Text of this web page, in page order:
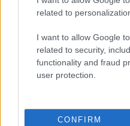
related to
I want to allow Google
related to security,
functionality and fraud
user protection.
CONFIRM
furcsa, hogy valaki nem
Zka
12 éve
akkor lehet igénytelenül